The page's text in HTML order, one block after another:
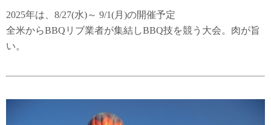
2025年は、8/27(水)～ 9/1(月)の開催予定
全米からBBQリブ業者が集結しBBQ技を競う大会。肉が旨
い。